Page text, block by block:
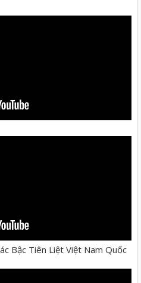
Bậc Tiên Liệt Việt Nam Quốc